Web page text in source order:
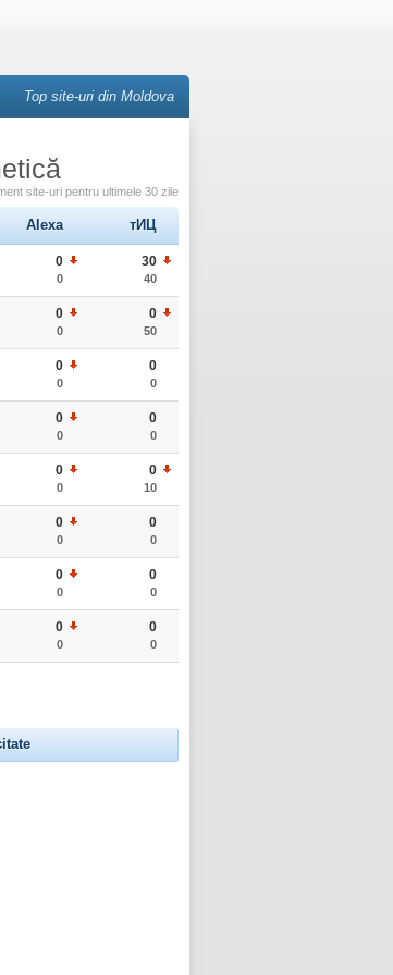
Top site-uri din Moldova
site-uri pentru ultimele 30 zile
Alexa тИЦ
0
0
30
40
0
0
0
50
0
0
0
0
0
0
0
0
0
0
0
10
0
0
0
0
0
0
0
0
0
0
0
0